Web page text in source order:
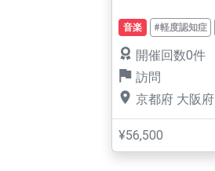
音楽 #軽度認知症
開催回数0件
訪問
京都府 大阪府
¥56,500